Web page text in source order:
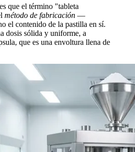
que el término "tableta
método de fabricación —
el contenido de la pastilla en sí.
dosis sólida y uniforme, a
que es una envoltura llena de